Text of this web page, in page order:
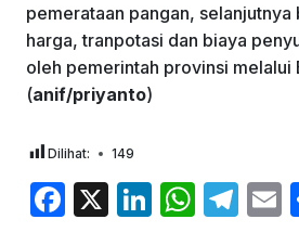
pemerataan pangan, selanjutnya
harga, tranpotasi dan biaya
oleh pemerintah provinsi melalui
(anif/priyanto)
Dilihat: 149
F
X
Li W T